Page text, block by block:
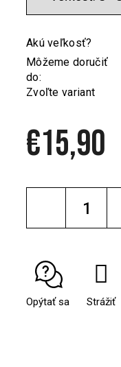
€15,90
cena:
Akú veľkosť?
Môžeme doručiť
do:
Zvoľte variant
Opýtať sa Strážiť